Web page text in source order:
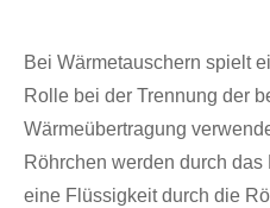
Bei Wärmetauschern spielt
Rolle bei der Trennung der
Wärmeübertragung
Röhrchen werden durch
eine Flüssigkeit durch die